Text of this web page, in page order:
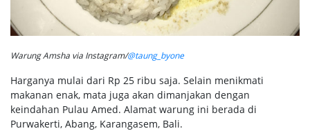
Warung Amsha via Instagram/@taung_byone
Harganya mulai dari Rp 25 ribu saja. Selain menikmati
makanan enak, mata juga akan dimanjakan dengan
keindahan Pulau Amed. Alamat warung ini berada di
Purwakerti, Abang, Karangasem, Bali.